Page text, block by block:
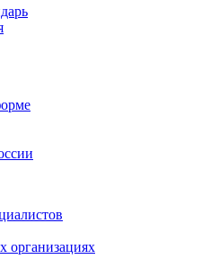
организациях